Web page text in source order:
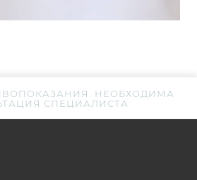
НЕОБХОДИМА
СПЕЦИАЛИСТА